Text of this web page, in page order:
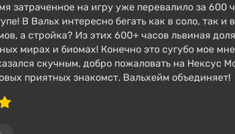
затраченное на игру уже перевалило за 600
В Вальх интересно бегать как в соло, так
а стройка? Из этих 600+ часов львиная
мирах и биомах! Конечно это сугубо мое
скучным, добро пожаловать на Нексус
приятных знакомст. Вальхейм объединяет!